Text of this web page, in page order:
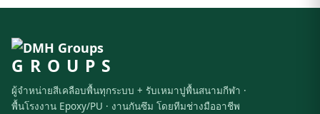
GROUPS
ผู้จำหน่ายสีเคลือบพื้นทุกระบบ + รับเหมาปูพื้นสนามกีฬา ·
พื้นโรงงาน Epoxy/PU · งานกันซึม โดยทีมช่างมืออาชีพ